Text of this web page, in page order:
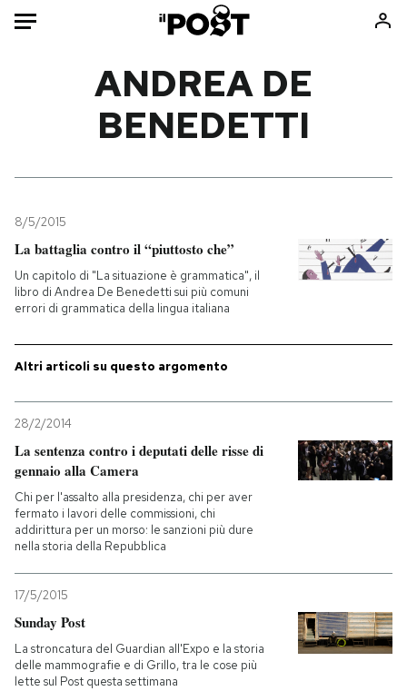
Mondo
Tecnologia
Internet
Scienza
Cultura
Sport
Libri
Ok Boomer!
Media
PODCAST
NEWSLETTER
SHOP
CALENDARIO
ANDREA DE
BENEDETTI
8/5/2015
La battaglia contro il “piuttosto che”
Un capitolo di "La situazione è grammatica", il
libro di Andrea De Benedetti sui più comuni
errori di grammatica della lingua italiana
Altri articoli su questo argomento
28/2/2014
La sentenza contro i deputati delle risse di
gennaio alla Camera
Chi per l'assalto alla presidenza, chi per aver
fermato i lavori delle commissioni, chi
addirittura per un morso: le sanzioni più dure
nella storia della Repubblica
17/5/2015
Sunday Post
La stroncatura del Guardian all'Expo e la storia
delle mammografie e di Grillo, tra le cose più
lette sul Post questa settimana